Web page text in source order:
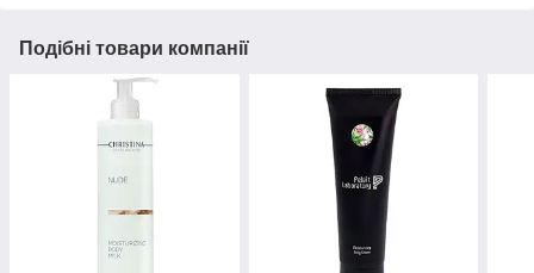
Подібні товари компанії